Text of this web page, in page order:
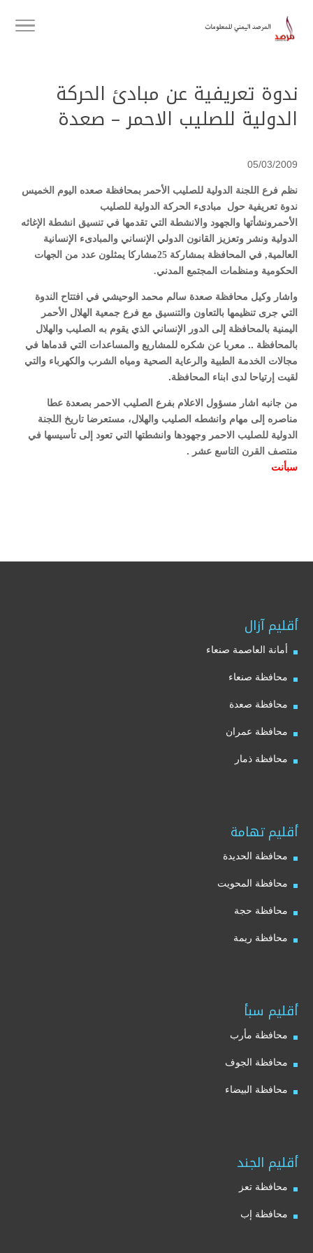
ندوة تعريفية عن مبادئ الحركة
الدولية للصليب الاحمر – صعدة
05/03/2009
نظم فرع اللجنة الدولية للصليب الأحمر بمحافظة صعده اليوم الخميس
ندوة تعريفية حول مبادىء الحركة الدولية للصليب
الأحمرونشأتها والجهود والانشطة التي تقدمها في تنسيق انشطة الإغاثه
الدولية ونشر وتعزيز القانون الدولي الإنساني والمبادىء الإنسانية
العالمية, في المحافظة بمشاركة 25مشاركا يمثلون عدد من الجهات
الحكومية ومنظمات المجتمع المدني.
واشار وكيل محافظة صعدة سالم محمد الوحيشي في افتتاح الندوة
التي جرى تنظيمها بالتعاون والتنسيق مع فرع جمعية الهلال الأحمر
اليمنية بالمحافظة إلى الدور الإنساني الذي يقوم به الصليب والهلال
بالمحافظة .. معربا عن شكره للمشاريع والمساعدات التي قدماها في
مجالات الخدمة الطبية والرعاية الصحية ومياه الشرب والكهرباء والتي
لقيت إرتياحا لدى ابناء المحافظة.
من جانبه اشار مسؤول الاعلام بفرع الصليب الاحمر بصعدة عطا
مناصره إلى مهام وانشطه الصليب والهلال، مستعرضا تاريخ اللجنة
الدولية للصليب الاحمر وجهودها وانشطتها التي تعود إلى تأسيسها في
منتصف القرن التاسع عشر .
سبأنت
أقليم آزال
أمانة العاصمة صنعاء
محافظة صنعاء
محافظة صعدة
محافظة عمران
محافظة ذمار
أقليم تهامة
محافظة الحديدة
محافظة المحويت
محافظة حجة
محافظة ريمة
أقليم سبأ
محافظة مأرب
محافظة الجوف
محافظة البيضاء
أقليم الجند
محافظة تعز
محافظة إب